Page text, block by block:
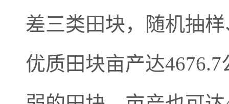
差三类田块，随机抽
优质田块亩产达